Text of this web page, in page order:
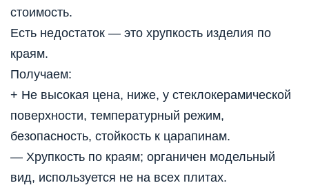
стоимость.
Есть недостаток — это хрупкость изделия по
краям.
Получаем:
+ Не высокая цена, ниже, у стеклокерамической
поверхности, температурный режим,
безопасность, стойкость к царапинам.
— Хрупкость по краям; органичен модельный
вид, используется не на всех плитах.